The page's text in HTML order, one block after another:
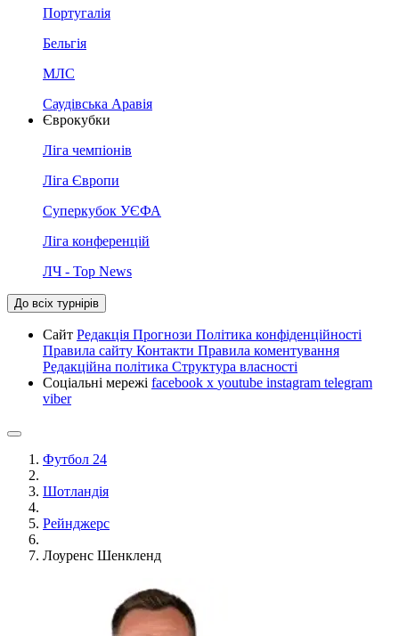
Португалія
Бельгія
МЛС
Саудівська Аравія
Єврокубки
Ліга чемпіонів
Ліга Європи
Суперкубок УЄФА
Ліга конференцій
ЛЧ - Top News
До всіх турнірів
Сайт Редакція Прогнози Політика конфіденційності
Правила сайту Контакти Правила коментування
Редакційна політика Структура власності
Соціальні мережі facebook x youtube instagram telegram
viber
Футбол 24
Шотландія
Рейнджерс
Лоуренс Шенкленд